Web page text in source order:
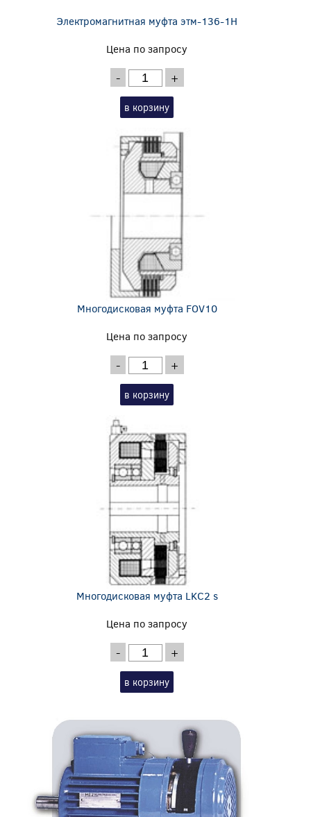
Электромагнитная муфта этм-136-1Н
Цена по запросу
- +
в корзину
Многодисковая муфта FOV10
Цена по запросу
- +
в корзину
Многодисковая муфта LKC2 s
Цена по запросу
- +
в корзину